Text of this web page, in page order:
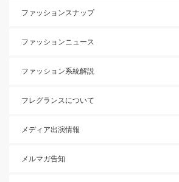
ファッションスナップ
ファッションニュース
ファッション系統解説
フレグランスについて
メディア出演情報
メルマガ告知